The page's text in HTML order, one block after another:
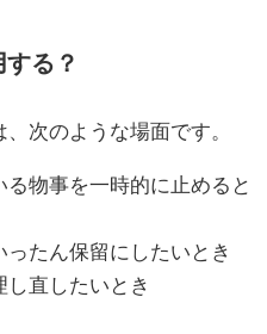
る？
次のような場面です。
物事を一時的に止めると
たん保留にしたいとき
直したいとき